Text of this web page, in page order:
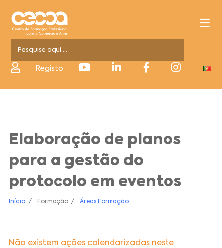
Registo
Elaboração de planos
para a gestão do
protocolo em eventos
Início Formação Áreas Formação
Não existem ações calendarizadas neste